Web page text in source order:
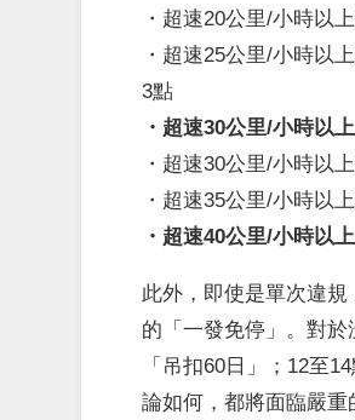
・超速20公里/小時以
・超速25公里/小時以
3點
・超速30公里/小時以
・超速30公里/小時以
・超速35公里/小時以
・超速40公里/小時以
此外，即使是單次違
的「一發免停」。對
「吊扣60日」；12至
論如何，都將面臨嚴重